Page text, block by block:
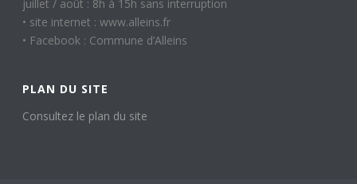
juillet / août : 8h à 15h sans interruption
• site internet : www.alleins.fr
• Facebook : Commune d’Alleins
PLAN DU SITE
Consultez le plan du site